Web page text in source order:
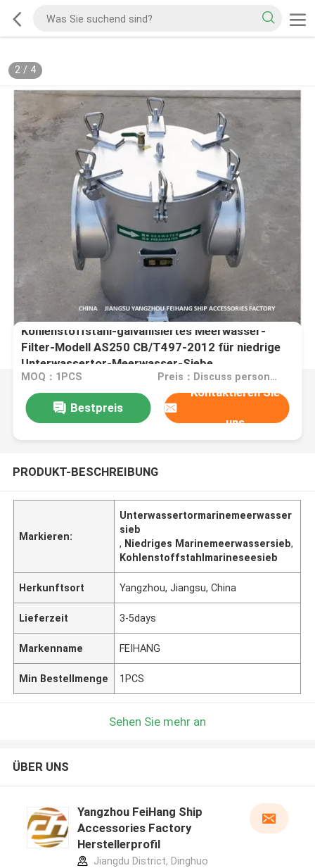
2/ 4
Kohlenstoffstahl-galvanisiertes Meerwasser-
Filter-Modell AS250 CB/T497-2012 für niedrige
Unterwassertor-Meerwasser-Siebe
MOQ：1PCS Preis：Discuss personally
Bestpreis
Kontaktieren Sie
uns
PRODUKT-BESCHREIBUNG
Markieren:
Unterwassertormarinemeerwasser
sieb
, Niedriges Marinemeerwassersieb,
Kohlenstoffstahlmarineseesieb
Herkunftsort Yangzhou, Jiangsu, China
Lieferzeit 3-5days
Markenname FEIHANG
Min Bestellmenge 1PCS
Sehen Sie mehr an
ÜBER UNS
Yangzhou FeiHang Ship
Accessories Factory
Herstellerprofil
Jiangdu District, Dinghuo